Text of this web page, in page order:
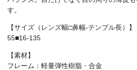
す。
【サイズ（レンズ幅□鼻幅-テンプル長）】
55■16-135
【素材】
フレーム：軽量弾性樹脂・合金